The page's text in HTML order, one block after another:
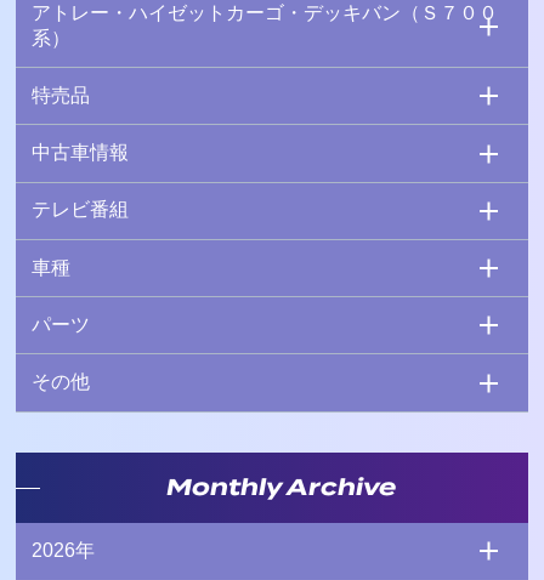
アトレー・ハイゼットカーゴ・デッキバン（Ｓ７００
系）
特売品
中古車情報
テレビ番組
車種
パーツ
その他
Monthly Archive
2026年